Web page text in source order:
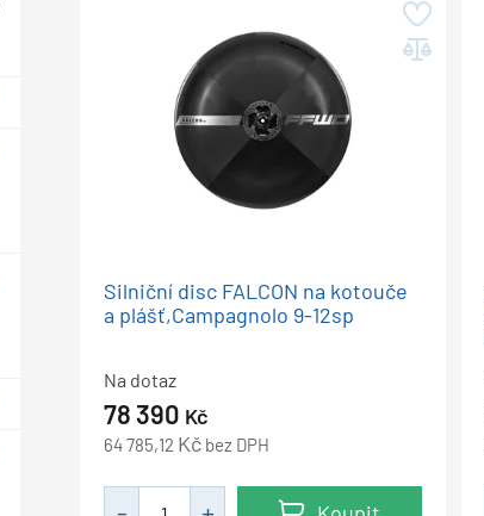
Silniční disc FALCON na kotouče
a plášť,Campagnolo 9-12sp
Na dotaz
78 390 Kč
64 785,12 Kč bez DPH